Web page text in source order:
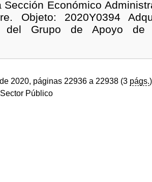
Económico
Objeto: 2020Y0394
del Grupo de Apoyo de
2020, páginas 22936 a 22938 (3 págs.)
Público